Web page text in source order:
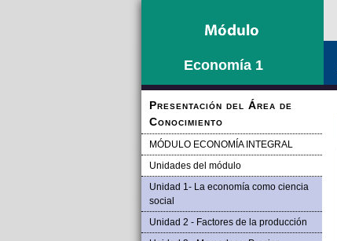
Economía 1
Presentación del Área de
Conocimiento
MÓDULO ECONOMÍA INTEGRAL
Unidades del módulo
Unidad 1- La economía como ciencia
social
Unidad 2 - Factores de la producción